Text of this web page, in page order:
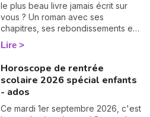
le plus beau livre jamais écrit sur
vous ? Un roman avec ses
chapitres, ses rebondissements et
même quelques cartes cachées
dans la manche. La numérologie
vous aide à en tourner les pages,
une à une. On vous montre
comment… 🔢
Lire
Horoscope de rentrée
scolaire 2026 spécial enfants
- ados
Ce mardi 1er septembre 2026, c'est